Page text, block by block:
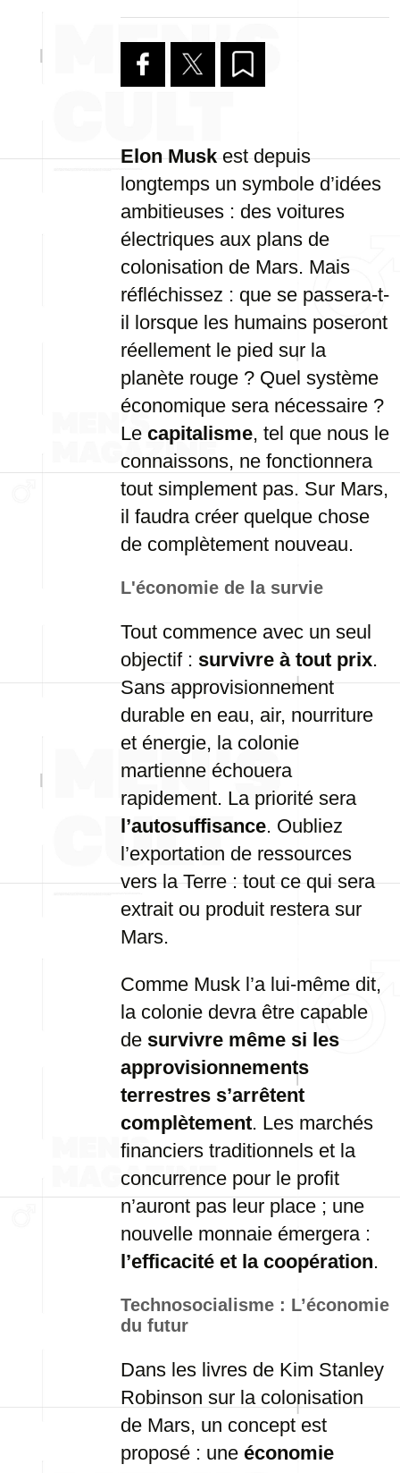
Elon Muskest depuis
longtemps un symbole d’idées
ambitieuses : des voitures
électriques aux plans de
colonisation de Mars. Mais
réfléchissez : que se passera-t-
il lorsque les humains poseront
réellement le pied sur la
planète rouge ? Quel système
économique sera nécessaire ?
Le capitalisme, tel que nous le
connaissons, ne fonctionnera
tout simplement pas. Sur Mars,
il faudra créer quelque chose
de complètement nouveau.
L'économie de la survie
Tout commence avec un seul
objectif : survivre à tout prix.
Sans approvisionnement
durable en eau, air, nourriture
et énergie, la colonie
martienne échouera
rapidement. La priorité sera
l’autosuffisance. Oubliez
l’exportation de ressources
vers la Terre : tout ce qui sera
extrait ou produit restera sur
Mars.
Comme Musk l’a lui-même dit,
la colonie devra être capable
de survivre même si les
approvisionnements
terrestres s’arrêtent
complètement. Les marchés
financiers traditionnels et la
concurrence pour le profit
n’auront pas leur place ; une
nouvelle monnaie émergera :
l’efficacité et la coopération.
Technosocialisme : L’économie
du futur
Dans les livres de Kim Stanley
Robinson sur la colonisation
de Mars, un concept est
proposé : une économie